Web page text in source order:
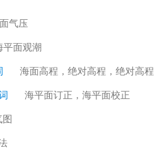
气压
平面观潮
海面高程，绝对高程，绝对高程
海平面订正，海平面校正
图